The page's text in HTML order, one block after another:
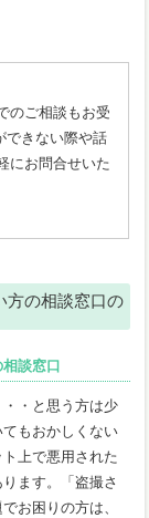
のご相談もお受
できない際や話
にお問合せいた
方の相談窓口の
談窓口
・と思う方は少
もおかしくない
上で悪用された
ます。「盗撮さ
お困りの方は、